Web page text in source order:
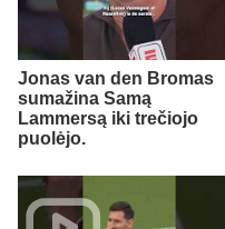
Jonas van den Bromas
sumažina Samą
Lammersą iki trečiojo
puolėjo.